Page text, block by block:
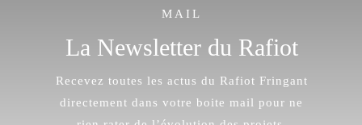
MAIL
La Newsletter du Rafiot
Recevez toutes les actus du Rafiot Fringant
directement dans votre boite mail pour ne